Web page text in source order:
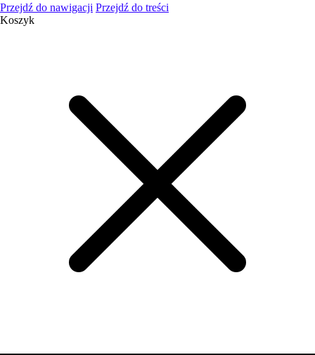
Przejdź do nawigacji Przejdź do treści
Koszyk